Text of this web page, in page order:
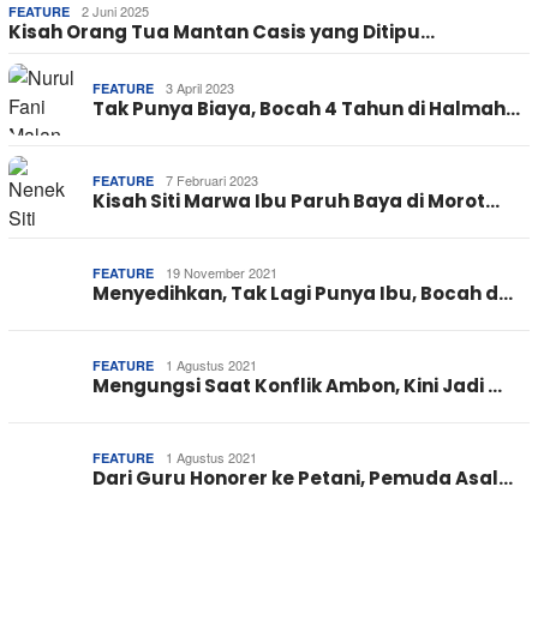
FEATURE 2 Juni 2025
Kisah Orang Tua Mantan Casis yang Ditipu…
FEATURE 3 April 2023
Tak Punya Biaya, Bocah 4 Tahun di Halmah…
FEATURE 7 Februari 2023
Kisah Siti Marwa Ibu Paruh Baya di Morot…
FEATURE 19 November 2021
Menyedihkan, Tak Lagi Punya Ibu, Bocah d…
FEATURE 1 Agustus 2021
Mengungsi Saat Konflik Ambon, Kini Jadi …
FEATURE 1 Agustus 2021
Dari Guru Honorer ke Petani, Pemuda Asal…